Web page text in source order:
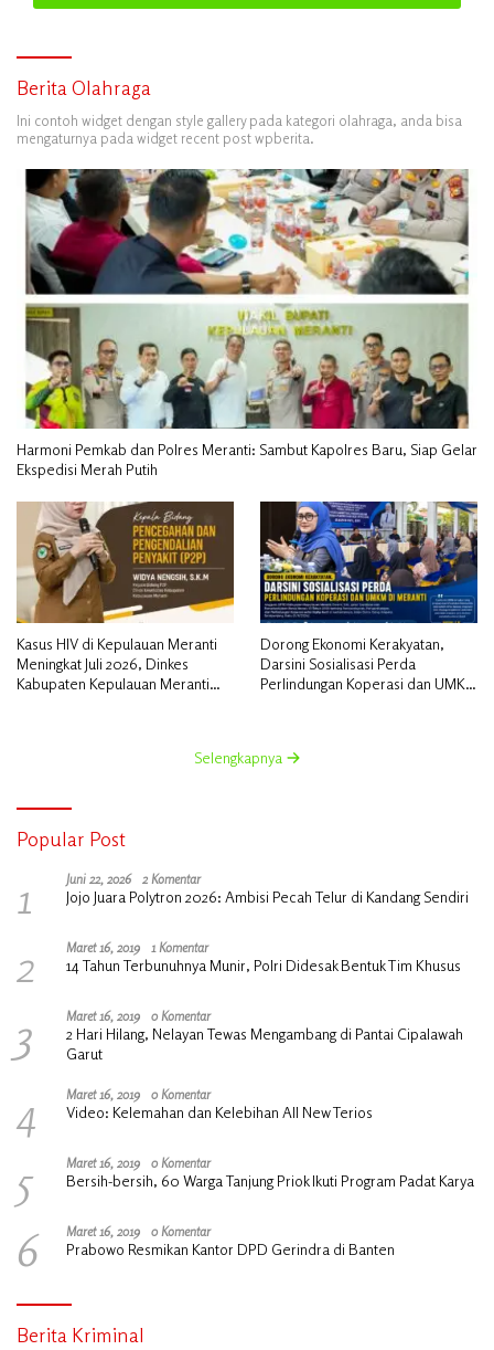
Berita Olahraga
Ini contoh widget dengan style gallery pada kategori olahraga, anda bisa
mengaturnya pada widget recent post wpberita.
Harmoni Pemkab dan Polres Meranti: Sambut Kapolres Baru, Siap Gelar
Ekspedisi Merah Putih
Kasus HIV di Kepulauan Meranti
Meningkat Juli 2026, Dinkes
Kabupaten Kepulauan Meranti
Dorong Ekonomi Kerakyatan,
Darsini Sosialisasi Perda
Perlindungan Koperasi dan UMKM
Selengkapnya
Popular Post
1 Juni 22, 2026 2 Komentar
Jojo Juara Polytron 2026: Ambisi Pecah Telur di Kandang Sendiri
2 Maret 16, 2019 1 Komentar
14 Tahun Terbunuhnya Munir, Polri Didesak Bentuk Tim Khusus
3 Maret 16, 2019 0 Komentar
2 Hari Hilang, Nelayan Tewas Mengambang di Pantai Cipalawah
Garut
4 Maret 16, 2019 0 Komentar
Video: Kelemahan dan Kelebihan All New Terios
5 Maret 16, 2019 0 Komentar
Bersih-bersih, 60 Warga Tanjung Priok Ikuti Program Padat Karya
6 Maret 16, 2019 0 Komentar
Prabowo Resmikan Kantor DPD Gerindra di Banten
Berita Kriminal